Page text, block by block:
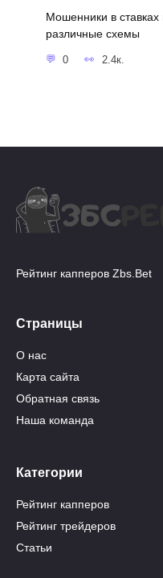
Мошенники в ставках
различные схемы
0 2.4к.
Рейтинг капперов Zbs.Bet
Страницы
О нас
Карта сайта
Обратная связь
Наша команда
Категории
Рейтинг капперов
Рейтинг трейдеров
Статьи